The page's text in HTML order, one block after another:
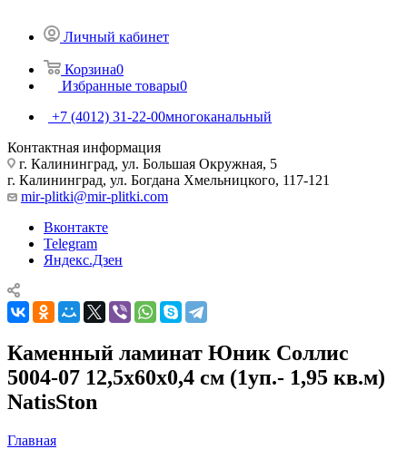
Личный кабинет
Корзина0
Избранные товары0
+7 (4012) 31-22-00многоканальный
Контактная информация
г. Калининград, ул. Большая Окружная, 5
г. Калининград, ул. Богдана Хмельницкого, 117-121
mir-plitki@mir-plitki.com
Вконтакте
Telegram
Яндекс.Дзен
Каменный ламинат Юник Соллис
5004-07 12,5x60x0,4 см (1уп.- 1,95 кв.м)
NatisSton
Главная